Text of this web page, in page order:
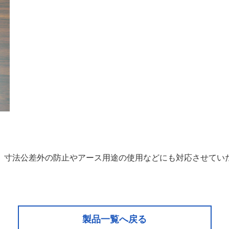
法公差外の防止やアース用途の使用などにも対応させてい
製品一覧へ戻る